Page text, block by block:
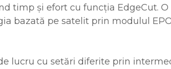
timp și efort cu funcția EdgeCut.
bazată pe satelit prin modulul
lucru cu setări diferite prin